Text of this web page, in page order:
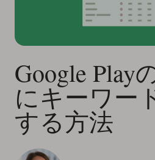
Google Play
にキーワー
する方法